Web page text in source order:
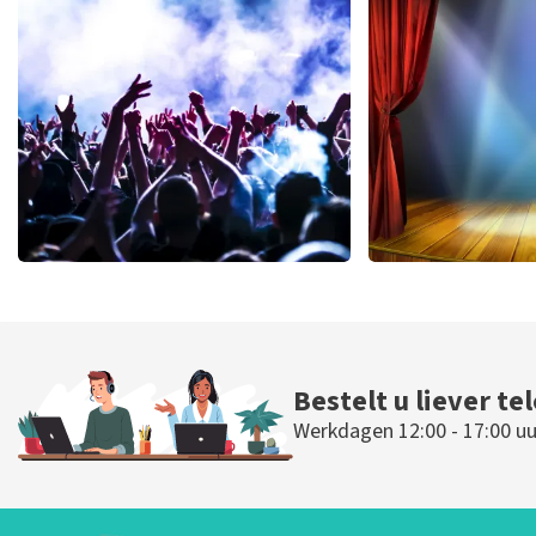
laatste 30 minuten
BESTEL NU
957laatste 30
BESTEL NU
BESTEL NU
Bestelt u liever
Werkdagen 12:00 - 17:00